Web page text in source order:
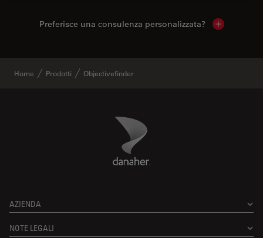
Preferisce una consulenza personalizzata? Show local
Home Prodotti Objectivefinder
Danaher Logo
AZIENDA
NOTE LEGALI